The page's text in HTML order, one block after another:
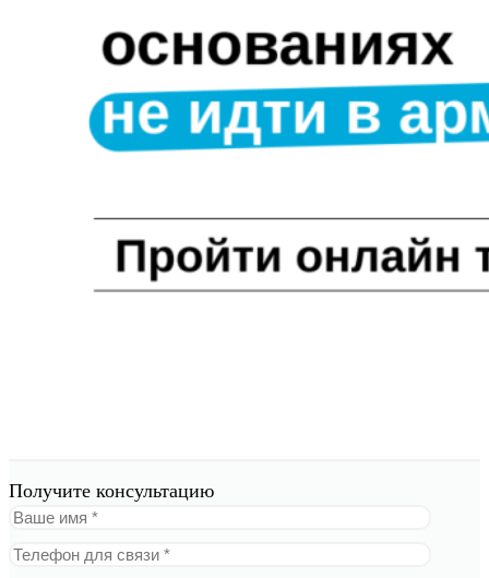
Получите консультацию